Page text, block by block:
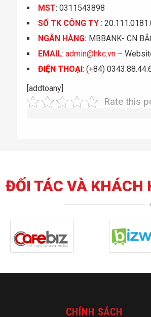
MST: 0311543898
SỐTK CÔNG TY:
NGÂN HÀNG: MBBANK- CN
EMAIL: admin@hkc.vn–
ĐIỆN THOẠI: (+84)
[addtoany]
Rate this
ĐỐI TÁC VÀ KHÁCH
CHÍNH SÁCH